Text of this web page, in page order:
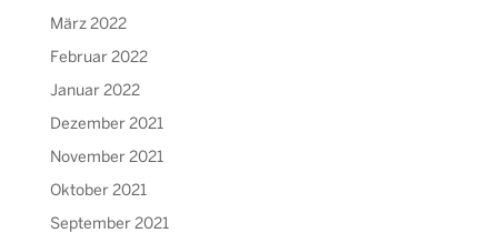
März 2022
Februar 2022
Januar 2022
Dezember 2021
November 2021
Oktober 2021
September 2021